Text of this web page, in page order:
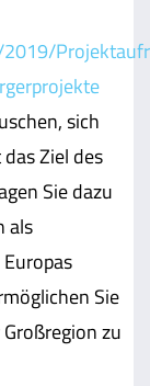
2019/
sich
Ziel des
Sie dazu
als
Sie
zu